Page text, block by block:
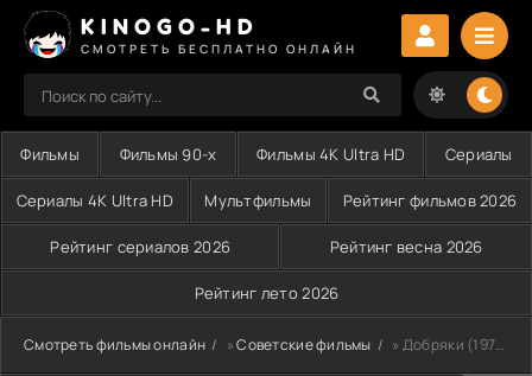
KINOGO-HD
СМОТРЕТЬ БЕСПЛАТНО ОНЛАЙН
Фильмы Фильмы 90-х Фильмы 4K Ultra HD Сериалы
Сериалы 4K Ultra HD Мультфильмы Рейтинг фильмов 2026
Рейтинг сериалов 2026 Рейтинг весна 2026
Рейтинг лето 2026
Смотреть фильмы онлайн »Советские фильмы » Добряки (1979)